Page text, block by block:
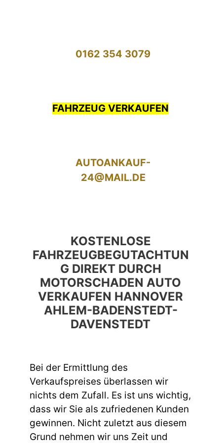
0162 354 3079
FAHRZEUG VERKAUFEN
AUTOANKAUF-
24@MAIL.DE
KOSTENLOSE
FAHRZEUGBEGUTACHTUN
G DIREKT DURCH
MOTORSCHADEN AUTO
VERKAUFEN HANNOVER
AHLEM-BADENSTEDT-
DAVENSTEDT
Bei der Ermittlung des
Verkaufspreises überlassen wir
nichts dem Zufall. Es ist uns wichtig,
dass wir Sie als zufriedenen Kunden
gewinnen. Nicht zuletzt aus diesem
Grund nehmen wir uns Zeit und